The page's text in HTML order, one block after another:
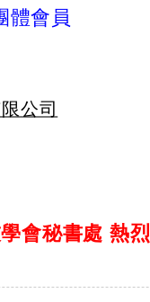
體會員
公司
會秘書處 熱